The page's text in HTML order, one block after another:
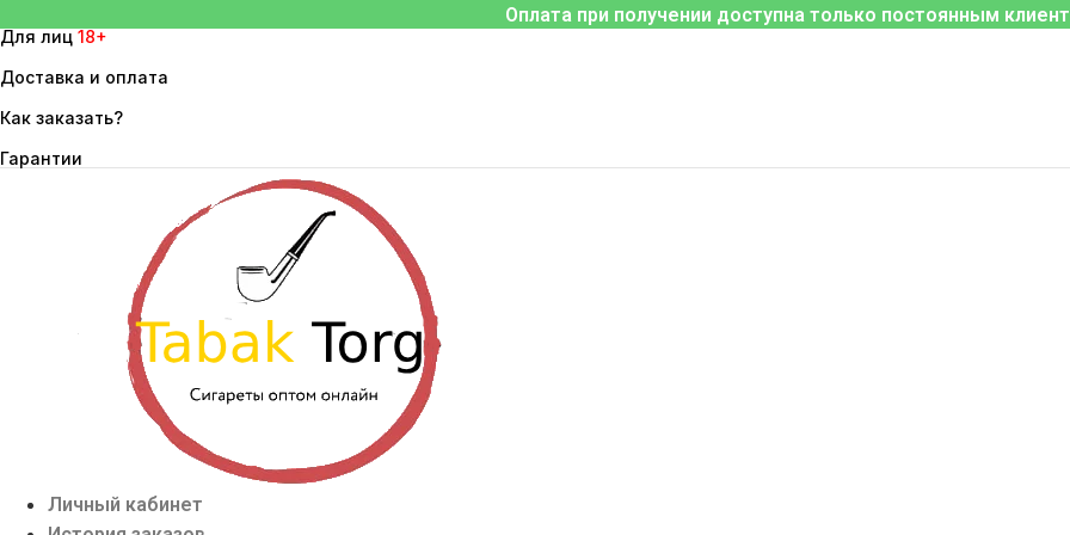
к
содержимому
Оплата при получении доступна только постоянным
Для лиц 18+
Доставка и оплата
Как заказать?
Гарантии
Личный кабинет